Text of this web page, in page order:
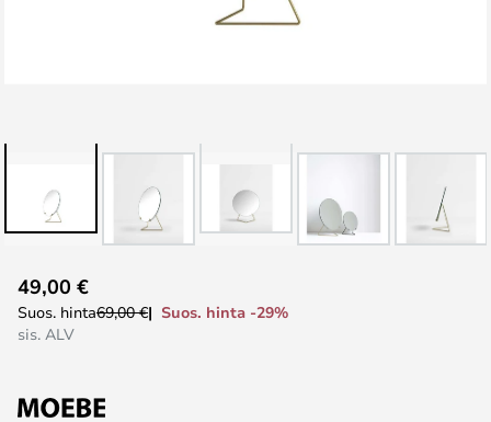
to
the
the
49,00 €
Suos. hinta69,00 €
Suos. hinta -29%
sis. ALV